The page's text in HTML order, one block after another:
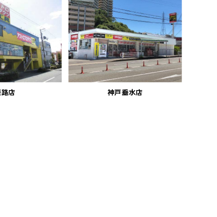
店 神戸垂水店